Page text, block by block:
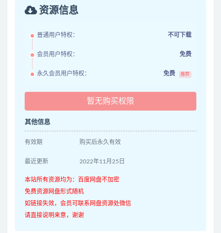
资源信息
普通用户特权： 不可下载
会员用户特权： 免费
永久会员用户特权： 免费 推荐
暂无购买权限
其他信息
有效期 购买后永久有效
最近更新 2022年11月25日
本站所有资源均为：百度网盘不加密
免费资源网盘形式随机
如链接失效，会员可联系网盘资源处微信
请直接说明来意，谢谢